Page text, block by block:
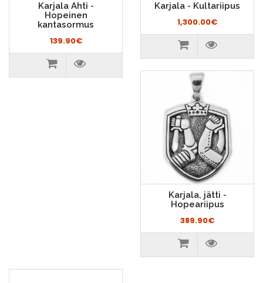
Karjala Ahti -
Hopeinen
kantasormus
139.90€
Karjala - Kultariipus
1,300.00€
Karjala, jätti -
Hopeariipus
389.90€